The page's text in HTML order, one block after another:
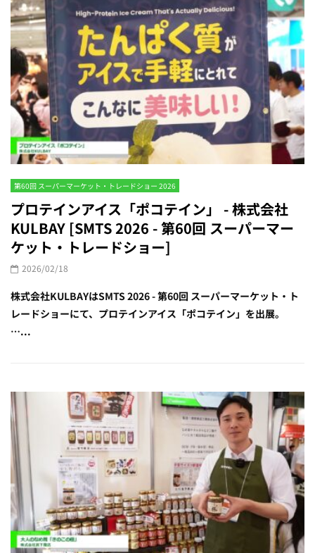
第60回 スーパーマーケット・トレードショー 2026
プロテインアイス「ポコテイン」 - 株式会社
KULBAY [SMTS 2026 - 第60回 スーパーマー
ケット・トレードショー]
2026/02/18
株式会社KULBAYはSMTS 2026 - 第60回 スーパーマーケット・ト
レードショーにて、プロテインアイス「ポコテイン」を出展。
…...